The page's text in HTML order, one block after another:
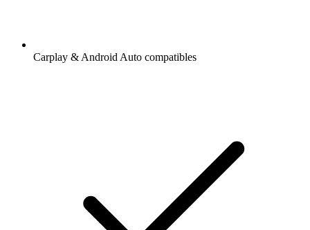
Carplay & Android Auto compatibles